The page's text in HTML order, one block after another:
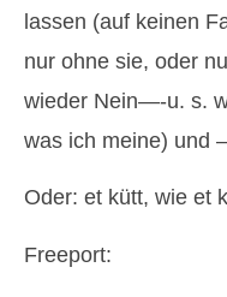
lassen (auf keinen
nur ohne sie, oder
wieder Nein—-u. s.
was ich meine) und
Oder: et kütt, wie et
Freeport: